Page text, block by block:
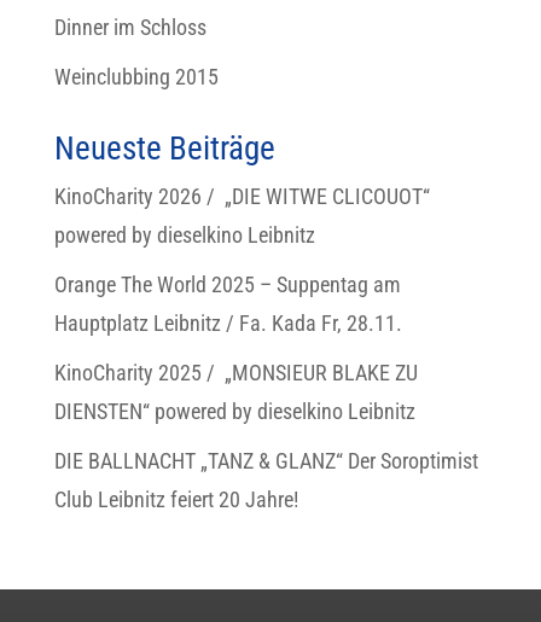
Dinner im Schloss
Weinclubbing 2015
Neueste Beiträge
KinoCharity 2026 / „DIE WITWE CLICOUOT“
powered by dieselkino Leibnitz
Orange The World 2025 – Suppentag am
Hauptplatz Leibnitz / Fa. Kada Fr, 28.11.
KinoCharity 2025 / „MONSIEUR BLAKE ZU
DIENSTEN“ powered by dieselkino Leibnitz
DIE BALLNACHT „TANZ & GLANZ“ Der Soroptimist
Club Leibnitz feiert 20 Jahre!